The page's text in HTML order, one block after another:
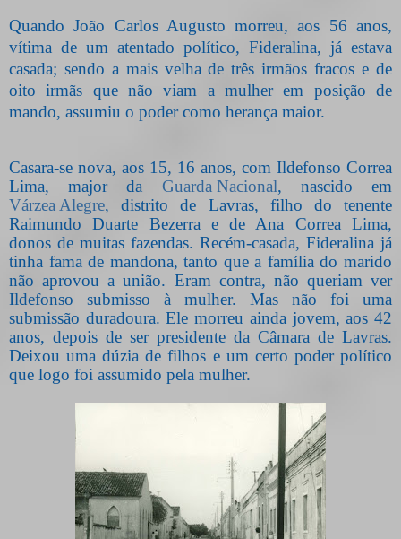
Quando João Carlos Augusto morreu, aos 56 anos,
vítima de um atentado político, Fideralina, já estava
casada; sendo a mais velha de três irmãos fracos e de
oito irmãs que não viam a mulher em posição de
mando, assumiu o poder como herança maior.
Casara-se nova, aos 15, 16 anos, com Ildefonso Correa
Lima, major da Guarda Nacional, nascido em
Várzea Alegre, distrito de Lavras, filho do tenente
Raimundo Duarte Bezerra e de Ana Correa Lima,
donos de muitas fazendas. Recém-casada, Fideralina já
tinha fama de mandona, tanto que a família do marido
não aprovou a união. Eram contra, não queriam ver
Ildefonso submisso à mulher. Mas não foi uma
submissão duradoura. Ele morreu ainda jovem, aos 42
anos, depois de ser presidente da Câmara de Lavras.
Deixou uma dúzia de filhos e um certo poder político
que logo foi assumido pela mulher.